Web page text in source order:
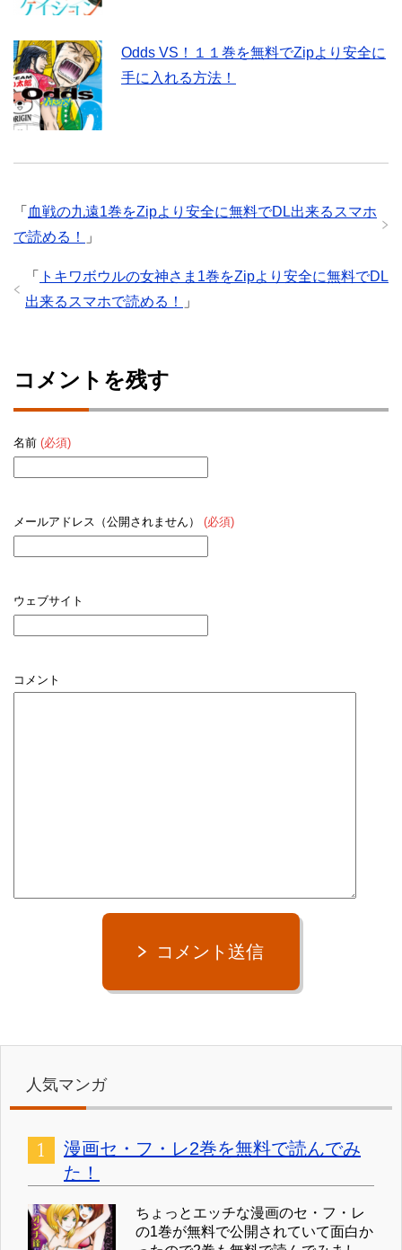
Odds VS！１１巻を無料でZipより安全に
手に入れる方法！
「 血戦の九遠1巻をZipより安全に無料でDL出来るスマホ
で読める！
」
「
トキワボウルの女神さま1巻をZipより安全に無料でDL
出来るスマホで読める！
」
コメントを残す
名前 (必須)
メールアドレス（公開されません） (必須)
ウェブサイト
コメント
コメント送信
人気マンガ
漫画セ・フ・レ2巻を無料で読んでみ
た！
ちょっとエッチな漫画のセ・フ・レ
の1巻が無料で公開されていて面白か